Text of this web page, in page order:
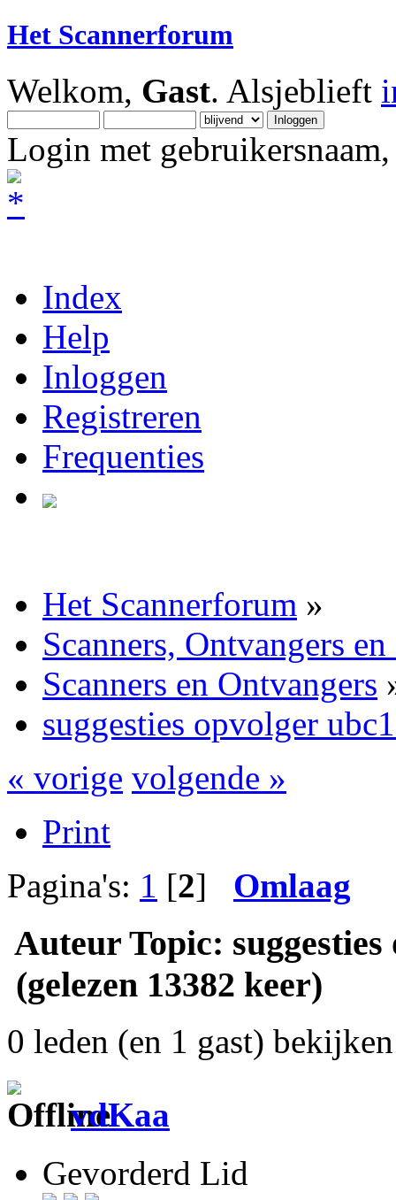
Het Scannerforum
Welkom, Gast. Alsjeblieft
Login met
Index
Help
Inloggen
Registreren
Frequenties
Het Scannerforum »
Scanners, Ontvangers
Scanners en Ontvangers
suggesties opvolger
« vorige volgende »
Print
Pagina's: 1 [2] Omlaag
Auteur Topic:
(gelezen 13382 keer)
0 leden (en 1 gast)
vdKaa
Gevorderd Lid